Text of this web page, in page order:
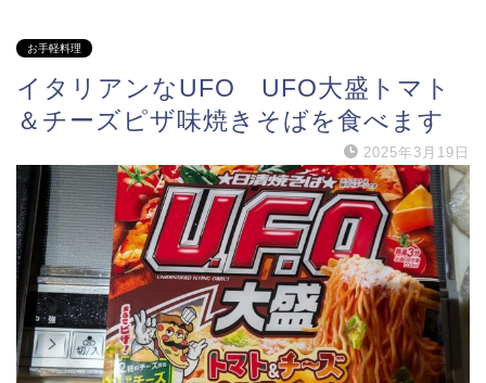
お手軽料理
イタリアンなUFO UFO大盛トマト
＆チーズピザ味焼きそばを食べます
2025年3月19日